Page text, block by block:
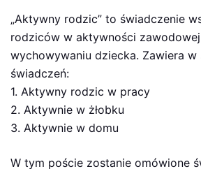
„Aktywny rodzic” to świadczenie
rodziców w aktywności
wychowywaniu dziecka. Zawiera
świadczeń:
1. Aktywny rodzic w pracy
2. Aktywnie w żłobku
3. Aktywnie w domu
W tym poście zostanie omówione